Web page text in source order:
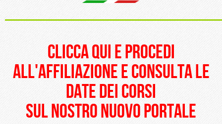
clicca qui e procedi
all'affiliazione e consulta le
date dei corsi
sul nostro nuovo portale